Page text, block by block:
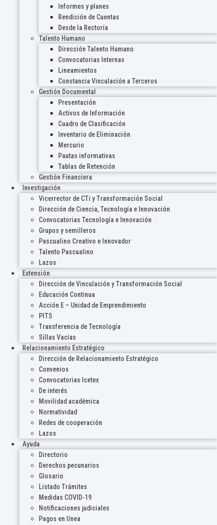
Informes y planes
Rendición de Cuentas
Desde la Rectoría
Talento Humano
Dirección Talento Humano
Convocatorias Internas
Lineamientos
Constancia Vinculación a Terceros
Gestión Documental
Presentación
Activos de Información
Cuadro de Clasificación
Inventario de Eliminación
Mercurio
Pautas informativas
Tablas de Retención
Gestión Financiera
Investigación
Vicerrector de CTi y Transformación Social
Dirección de Ciencia, Tecnología e Innovación
Convocatorias Tecnología e Innovación
Grupos y semilleros
Pascualino Creativo e Innovador
Talento Pascualino
Lazos
Extensión
Dirección de Vinculación y Transformación Social
Educación Continua
Acción E – Unidad de Emprendimiento
PITS
Transferencia de Tecnología
Sillas Vacías
Relacionamiento Estratégico
Dirección de Relacionamiento Estratégico
Convenios
Convocatorias Icetex
De interés
Movilidad académica
Normatividad
Redes de cooperación
Lazos
Ayuda
Directorio
Derechos pecunarios
Glosario
Listado Trámites
Medidas COVID-19
Notificaciones judiciales
Pagos en línea